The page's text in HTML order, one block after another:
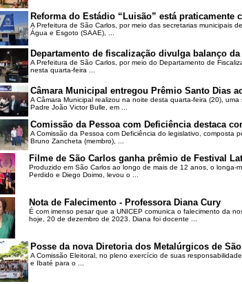
Reforma do Estádio “Luisão” está praticamente
A Prefeitura de São Carlos, por meio das secretarias municipais
Água e Esgoto (SAAE), ...
Departamento de fiscalização divulga balanço da
A Prefeitura de São Carlos, por meio do Departamento de
nesta quarta-feira ...
Câmara Municipal entregou Prêmio Santo Dias
A Câmara Municipal realizou na noite desta quarta-feira (20),
Padre João Victor Bulle, em ...
Comissão da Pessoa com Deficiência destaca
A Comissão da Pessoa com Deficiência do legislativo, composta
Bruno Zancheta (membro), ...
Filme de São Carlos ganha prêmio de Festival
Produzido em São Carlos ao longo de mais de 12 anos, o longa-
Perdido e Diego Doimo, levou o ...
Nota de Falecimento - Professora Diana Cury
É com imenso pesar que a UNICEP comunica o falecimento da
hoje, 20 de dezembro de 2023. Diana foi docente ...
Posse da nova Diretoria dos Metalúrgicos de
A Comissão Eleitoral, no pleno exercício de suas
e Ibaté para o ...